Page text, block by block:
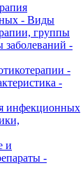
- Виды
группы
заболеваний -
-
-
инфекционных
и
-